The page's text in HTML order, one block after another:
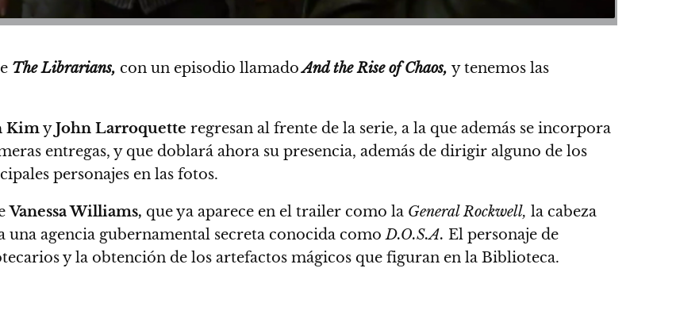
The Librarians, con un episodio llamadoAnd the Rise of Chaos, y tenemos las
KimyJohn Larroquette regresan al frente de la serie, a la que además se incorpora
entregas, y que doblará ahora su presencia, además de dirigir alguno de los
personajes en las fotos.
Vanessa Williams, que ya aparece en el trailer como la General Rockwell, la cabeza
agencia gubernamental secreta conocida comoD.O.S.A. El personaje de
y la obtención de los artefactos mágicos que figuran en la Biblioteca.